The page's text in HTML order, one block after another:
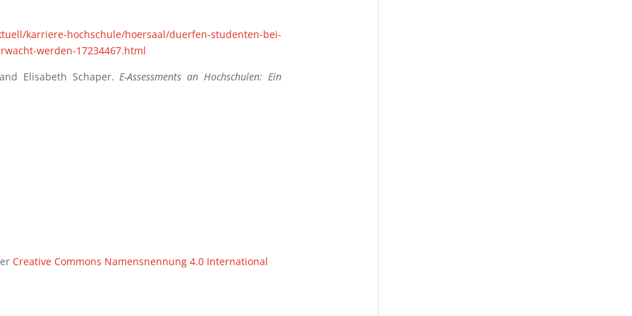
karriere-hochschule/hoersaal/duerfen-studenten-bei-
werden-17234467.html
Elisabeth Schaper. E-Assessments an Hochschulen: Ein
Creative Commons Namensnennung 4.0 International